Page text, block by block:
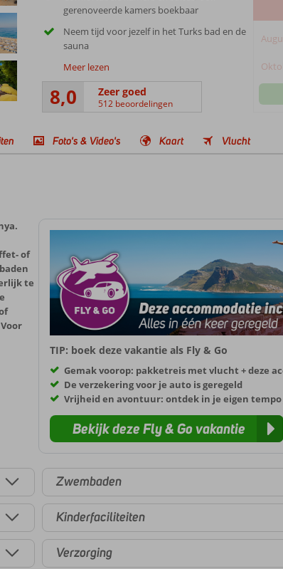
gerenoveerde kamers boekbaar
Neem tijd voor jezelf in het Turks bad en de
sauna
Meer lezen
8,0 Zeer goed
512 beoordelingen
Foto's & Video's Kaart Vlucht
of
te
TIP: boek deze vakantie als Fly & Go
Gemak voorop: pakketreis met vlucht + deze
De verzekering voor je auto is geregeld
Vrijheid en avontuur: ontdek in je eigen
Bekijk deze Fly & Go vakantie
Zwembaden
Kinderfaciliteiten
Verzorging